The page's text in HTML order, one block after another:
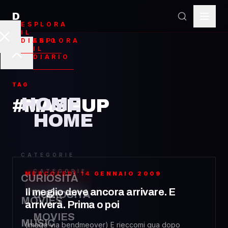
ESPLORA
IL
DIARIO
HOME
CATEGORIE
CURIOSITÀ
MOVIES
MUSIC
D
ESPLORA
IL
DIARIO
HOME
CATEGORIE
CURIOSITÀ
MOVIES
TAG
#MASHUP
WEBDESIGN
MERCOLEDÌ 14 GENNAIO 2009
Il meglio deve ancora arrivare. E
arriverà. Prima o poi
(image via bendmeover) E rieccomi qua dopo